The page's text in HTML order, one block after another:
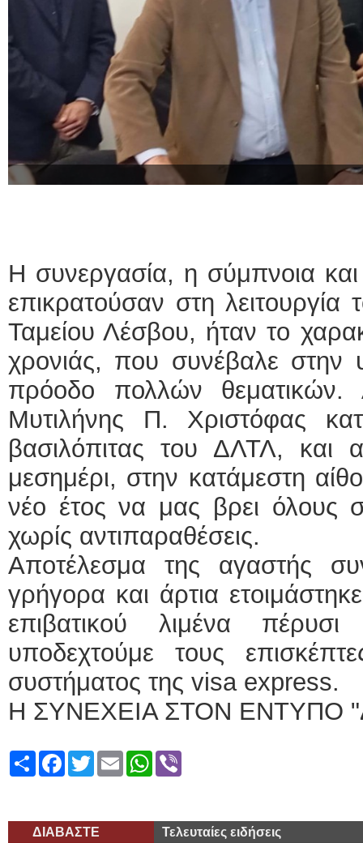
Η συνεργασία, η σύμπνοια
επικρατούσαν στη λειτουργία
Ταμείου Λέσβου, ήταν το
χρονιάς, που συνέβαλε στην
πρόοδο πολλών θεματικών.
Μυτιλήνης Π. Χριστόφας
βασιλόπιτας του ΔΛΤΛ, και
μεσημέρι, στην κατάμεστη
νέο έτος να μας βρει όλους
χωρίς αντιπαραθέσεις.
Αποτέλεσμα της αγαστής
γρήγορα και άρτια
επιβατικού λιμένα
υποδεχτούμε τους
συστήματος της visa express.
Η ΣΥΝΕΧΕΙΑ ΣΤΟΝ ΕΝΤΥΠΟ
ShareFacebook
TwitterEmailWhatsApp
ΔΙΑΒΑΣΤΕ Τελευταίες ειδήσεις